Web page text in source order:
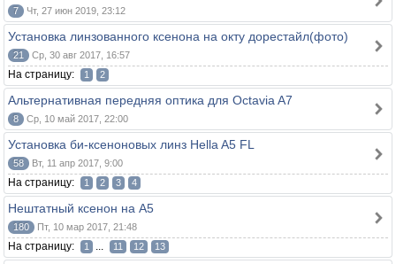
7 Чт, 27 июн 2019, 23:12
Установка линзованного ксенона на окту дорестайл(фото)
21 Ср, 30 авг 2017, 16:57
На страницу: 1 2
Альтернативная передняя оптика для Octavia A7
8 Ср, 10 май 2017, 22:00
Установка би-ксеноновых линз Hella A5 FL
58 Вт, 11 апр 2017, 9:00
На страницу: 1 2 3 4
Нештатный ксенон на А5
180 Пт, 10 мар 2017, 21:48
На страницу: 1 ... 11 12 13